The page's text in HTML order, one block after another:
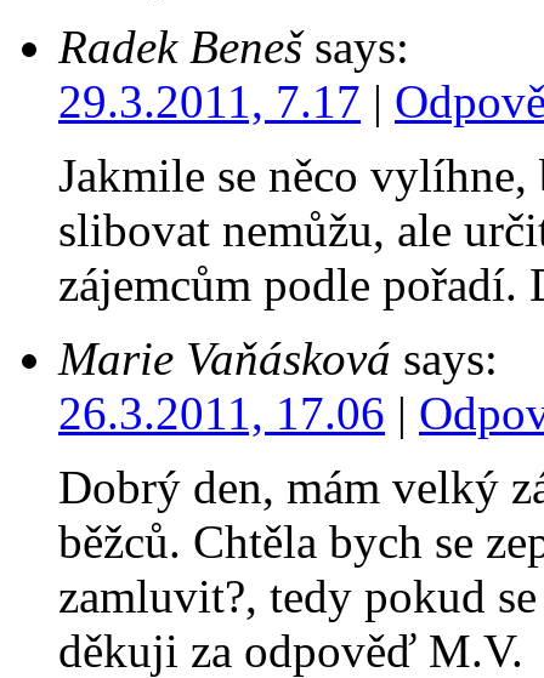
Radek Beneš says:
29.3.2011, 7.17 |
Jakmile se něco
slibovat nemůžu, ale
zájemcům podle pořadí.
Marie Vaňásková says:
26.3.2011, 17.06 |
Dobrý den, mám velký
běžců. Chtěla bych se
zamluvit?, tedy pokud
děkuji za odpověď M.V.